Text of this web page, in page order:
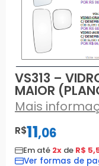
VS313 –
MAIOR
Mais
R$11,06
Em até 2x de R$
Ver formas de